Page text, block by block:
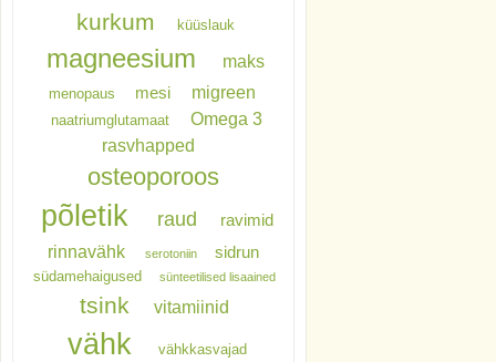
kurkum küüslauk
magneesium maks
menopaus mesi migreen
naatriumglutamaat
Omega 3
rasvhapped
osteoporoos
põletik raud ravimid
rinnavähk serotoniin sidrun
südamehaigused sünteetilised lisaained
tsink vitamiinid
vähk vähkkasvajad